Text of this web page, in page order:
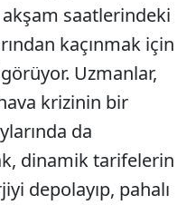
saatlerindeki
kaçınmak için
Uzmanlar,
krizinin bir
da
dinamik tarifelerin
depolayıp, pahalı